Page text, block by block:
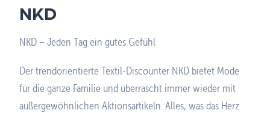
NKD
NKD – Jeden Tag ein gutes Gefühl
Der trendorientierte Textil-Discounter NKD bietet Mode
für die ganze Familie und überrascht immer wieder mit
außergewöhnlichen Aktionsartikeln. Alles, was das Herz